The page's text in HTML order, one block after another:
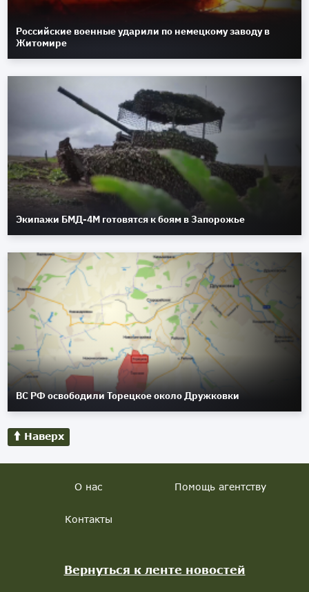
Российские военные ударили по немецкому заводу в
Житомире
Экипажи БМД-4М готовятся к боям в Запорожье
ВС РФ освободили Торецкое около Дружковки
Наверх
О нас Помощь агентству
Контакты
Вернуться к ленте новостей